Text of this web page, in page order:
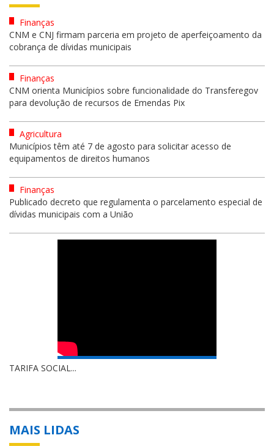
Finanças
CNM e CNJ firmam parceria em projeto de aperfeiçoamento da
cobrança de dívidas municipais
Finanças
CNM orienta Municípios sobre funcionalidade do Transferegov
para devolução de recursos de Emendas Pix
Agricultura
Municípios têm até 7 de agosto para solicitar acesso de
equipamentos de direitos humanos
Finanças
Publicado decreto que regulamenta o parcelamento especial de
dívidas municipais com a União
TARIFA SOCIAL...
MAIS LIDAS